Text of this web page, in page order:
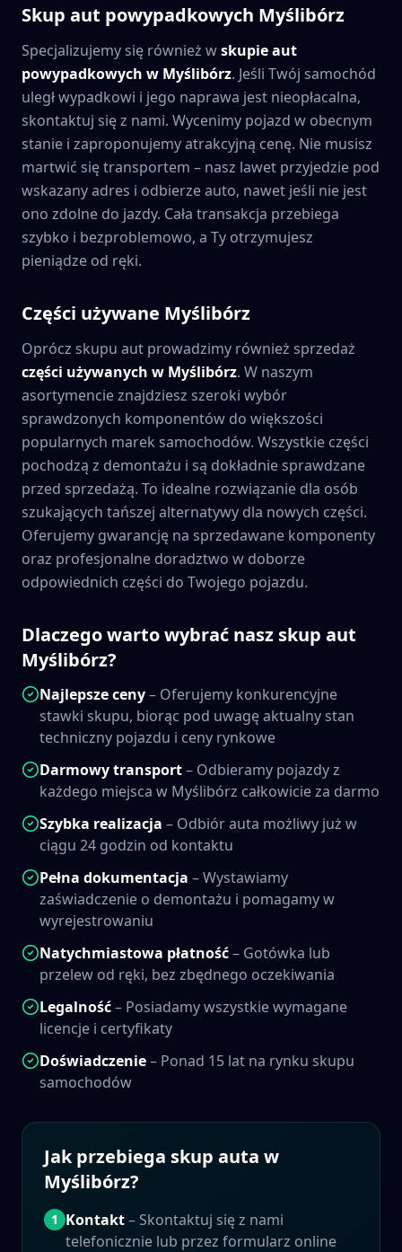
Skup aut powypadkowych Myślibórz
Specjalizujemy się również wskupie aut
powypadkowych w Myślibórz. Jeśli Twój samochód
uległ wypadkowi i jego naprawa jest nieopłacalna,
skontaktuj się z nami. Wycenimy pojazd w obecnym
stanie i zaproponujemy atrakcyjną cenę. Nie musisz
martwić się transportem – nasz lawet przyjedzie pod
wskazany adres i odbierze auto, nawet jeśli nie jest
ono zdolne do jazdy. Cała transakcja przebiega
szybko i bezproblemowo, a Ty otrzymujesz
pieniądze od ręki.
Części używane Myślibórz
Oprócz skupu aut prowadzimy również sprzedaż
części używanych w Myślibórz. W naszym
asortymencie znajdziesz szeroki wybór
sprawdzonych komponentów do większości
popularnych marek samochodów. Wszystkie części
pochodzą z demontażu i są dokładnie sprawdzane
przed sprzedażą. To idealne rozwiązanie dla osób
szukających tańszej alternatywy dla nowych części.
Oferujemy gwarancję na sprzedawane komponenty
oraz profesjonalne doradztwo w doborze
odpowiednich części do Twojego pojazdu.
Dlaczego warto wybrać nasz skup aut
Myślibórz?
Najlepsze ceny– Oferujemy konkurencyjne
stawki skupu, biorąc pod uwagę aktualny stan
techniczny pojazdu i ceny rynkowe
Darmowy transport– Odbieramy pojazdy z
każdego miejsca w Myślibórz całkowicie za darmo
Szybka realizacja – Odbiór auta możliwy już w
ciągu 24 godzin od kontaktu
Pełna dokumentacja – Wystawiamy
zaświadczenie o demontażu i pomagamy w
wyrejestrowaniu
Natychmiastowa płatność– Gotówka lub
przelew od ręki, bez zbędnego oczekiwania
Legalność– Posiadamy wszystkie wymagane
licencje i certyfikaty
Doświadczenie– Ponad 15 lat na rynku skupu
samochodów
Jak przebiega skup auta w
Myślibórz?
1 Kontakt– Skontaktuj się z nami
telefonicznie lub przez formularz online